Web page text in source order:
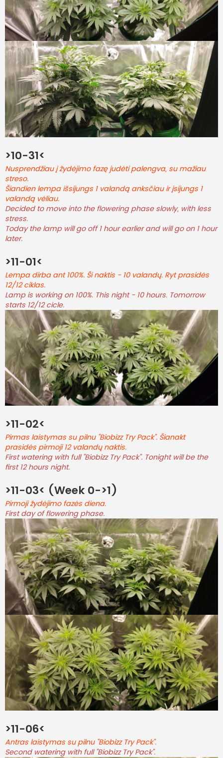
>10-31<
Nusprendžiau į žydėjimo fazę judėti palengva, su mažiau
streso.
Šiandien lempa išsijungs 1 valandą anksčiau ir įsijungs 1
valandą vėliau.
Decided to move into the flowering phase slowly, with less
stress.
Today the lamp will go off 1 hour earlier and will go on 1 hour
later.
>11-01<
Lempa dirba ant 100%. Ši naktis - 10 valandų. Ryt prasidės
12/12 ciklas.
Lamp is working on 100%. This night - 10 hours. Tomorrow
starts 12/12 cicle.
>11-02<
Pirmas laistymas su pilnu "Biobizz Try Pack". Šianakt
prasidės pirmoji 12 valandų naktis.
First watering with full "Biobizz Try Pack". Tonight will be the
first 12 hours night.
>11-03< (Week 0->1)
Pirmoji žydėjimo fazės diena.
First day of flowering phase.
>11-06<
Antras laistymas su pilnu "Biobizz Try Pack".
Second watering with full "Biobizz Try Pack".